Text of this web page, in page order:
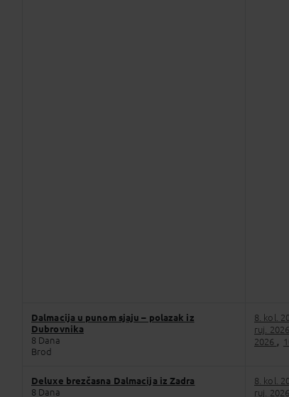
Dalmacija u punom sjaju – polazak iz
Dubrovnika
8 Dana
Brod
8. kol.
ruj. 2026
2026 ,
Deluxe brezčasna Dalmacija iz Zadra
8 Dana
8. kol.
ruj. 2026